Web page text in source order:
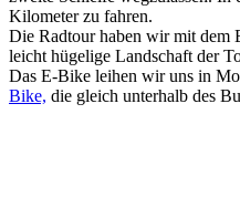
Kilometer zu fahren.
Die Radtour haben wir mit dem
leicht hügelige Landschaft der
Das E-Bike leihen wir uns in
Bike, die gleich unterhalb des